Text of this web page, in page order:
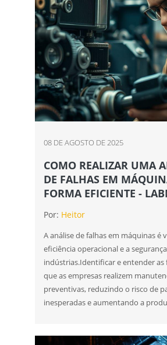
08 DE AGOSTO DE 2025
COMO REALIZAR UMA
DE FALHAS EM
FORMA EFICIENTE -
Por: Heitor
A análise de falhas em máquinas é
eficiência operacional e a
indústrias.Identificar e entender as
que as empresas realizem
preventivas, reduzindo o risco de
inesperadas e aumentando a